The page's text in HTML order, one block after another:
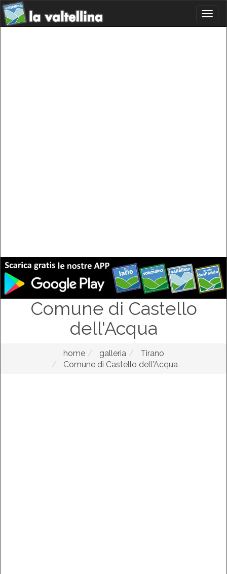
Comune di Castello
dell'Acqua
home galleria
Tirano
Comune di Castello dell'Acqua